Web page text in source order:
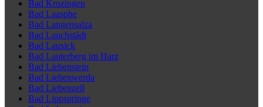
Bad Krozingen
Bad Laasphe
Bad Langensalza
Bad Lauchstädt
Bad Lausick
Bad Lauterberg im Harz
Bad Liebenstein
Bad Liebenwerda
Bad Liebenzell
Bad Lippspringe